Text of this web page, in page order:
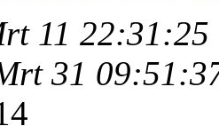
11 22:31:25
31